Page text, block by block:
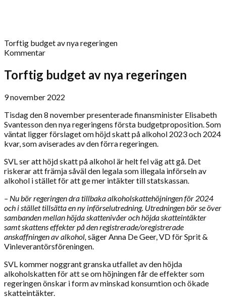
Torftig budget av nya regeringen
Kommentar
Torftig budget av nya regeringen
9 november 2022
Tisdag den 8 november presenterade finansminister Elisabeth
Svantesson den nya regeringens första budgetproposition. Som
väntat ligger förslaget om höjd skatt på alkohol 2023 och 2024
kvar, som aviserades av den förra regeringen.
SVL ser att höjd skatt på alkohol är helt fel väg att gå. Det
riskerar att främja såväl den legala som illegala införseln av
alkohol i stället för att ge mer intäkter till statskassan.
– Nu bör regeringen dra tillbaka alkoholskattehöjningen för 2024
och i stället tillsätta en ny införselutredning. Utredningen bör se över
sambanden mellan höjda skattenivåer och höjda skatteintäkter
samt skattens effekter på den registrerade/oregistrerade
anskaffningen av alkohol,säger Anna De Geer, VD för Sprit &
Vinleverantörsföreningen.
SVL kommer noggrant granska utfallet av den höjda
alkoholskatten för att se om höjningen får de effekter som
regeringen önskar i form av minskad konsumtion och ökade
skatteintäkter.